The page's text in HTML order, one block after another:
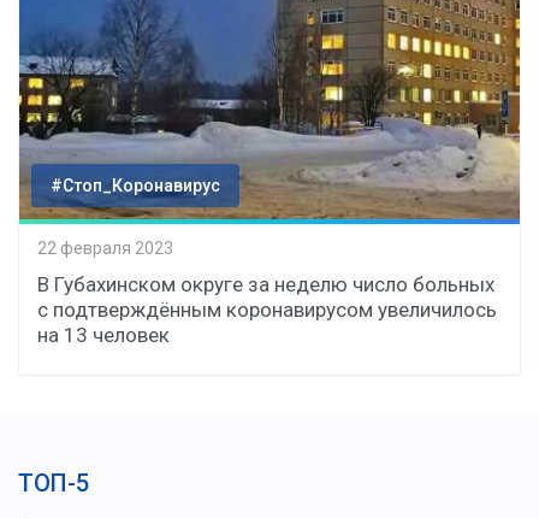
#Стоп_Коронавирус
22 февраля 2023
В Губахинском округе за неделю число больных
с подтверждённым коронавирусом увеличилось
на 13 человек
ТОП-5